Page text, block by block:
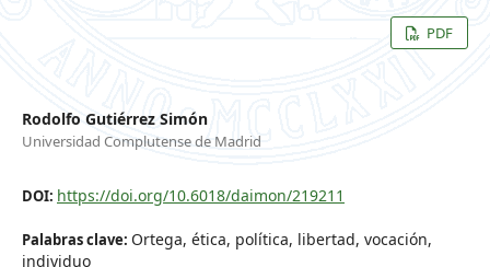
PDF
Rodolfo Gutiérrez Simón
Universidad Complutense de Madrid
DOI: https://doi.org/10.6018/daimon/219211
Palabras clave: Ortega, ética, política, libertad, vocación,
individuo